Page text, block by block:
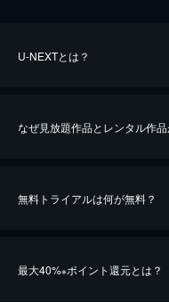
U-NEXTとは？
なぜ見放題作品とレンタル作品
無料トライアルは何が無料？
最大40%※ポイント還元とは？